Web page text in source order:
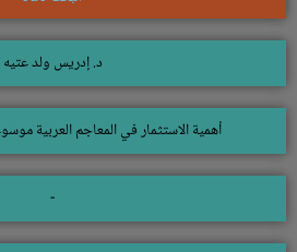
د. إدريس ولد عتيه
أهمية الاستثمار في المعاجم العربية
-